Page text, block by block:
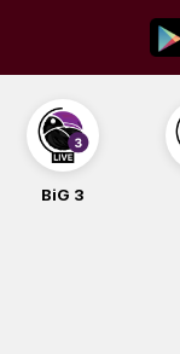
content
BiG 4